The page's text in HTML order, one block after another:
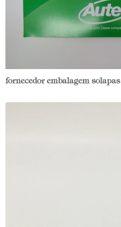
fornecedor embalagem solapas